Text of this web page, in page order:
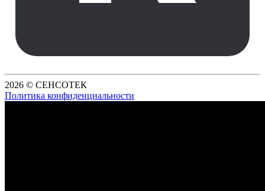
2026 © СЕНСОТЕК
Политика конфиденциальности